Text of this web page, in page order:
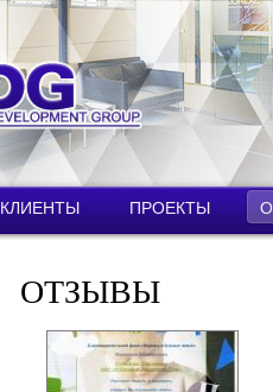
КЛИЕНТЫ ПРОЕКТЫ
ОТЗЫВЫ